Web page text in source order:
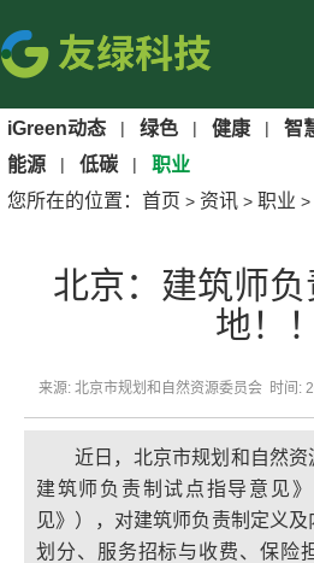
iGreen动态 | 绿色 | 健康 | 智
能源 | 低碳 |
职业
您所在的位置： 首页 > 资讯 > 职业 >
北京：建筑师
地！！
来源: 北京市规划和自然资源委员会 时间:
近日，北京市规划和自然
建筑师负责制试点指导意见
见》），对建筑师负责制定义
划分、服务招标与收费、保险